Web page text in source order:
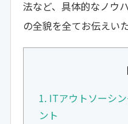
法など、具体的なノウ
の全貌を全てお伝えいた
1. ITアウトソーシ
ント